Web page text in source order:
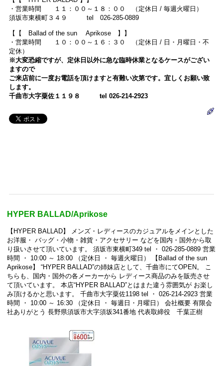
・営業時間 １１：００～１８：００ （定休日 / 毎週火曜日）
須坂市東横町３４９ tel 026-285-0889
【【 Ballad of the sun Aprikose 】】
・営業時間 １０：００～１６：３０ （定休日 / 日・月曜日・不
定休）
※大変恐縮ですが、定休日以外に急な臨時休業となるケースがござい
ますので
ご来店前に一度お電話を頂けますと有難い次第です。宜しくお願い致
します。
千曲市大字粟佐１１９８ tel 026-214-2923
HYPER BALLAD/Aprikose
【HYPER BALLAD】 メンズ・レディースのカジュアルをメインとした
お洋服・ バッグ・小物・雑貨・アクセサリー などを国内・国外から取
り扱いさせて頂いています。 須坂市東横町349 tel ・ 026-285-0889 営業
時間 ・ 10:00 ～ 18:00 （定休日 ・ 毎週火曜日） 【Ballad of the sun
Aprikose】 “HYPER BALLAD”の姉妹店として、千曲市にてOPEN。 こ
ちらも、国内・国外の各メーカーから レディース商品のみを販売させ
て頂いています。 本店“HYPER BALLAD”とはまた違う雰囲気が お楽し
み頂けるかと思います。 千曲市大字粟佐1198 tel ・ 026-214-2923 営業
時間 ・ 10:00 ～ 16:30 （定休日 ・ 毎週日・月曜日） 会社概要 有限会
社ありがとう 長野県須坂市大字須坂341番地 代表取締役 千葉正樹